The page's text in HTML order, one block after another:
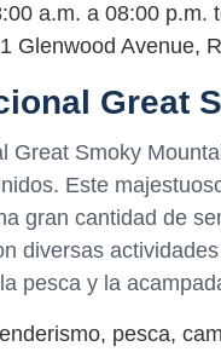
a.m. a 08:00 p.m.
Glenwood Avenue,
Great
Great Smoky
Este
gran cantidad de
diversas
pesca y la
pesca,